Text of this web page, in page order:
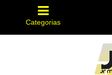
Categorias